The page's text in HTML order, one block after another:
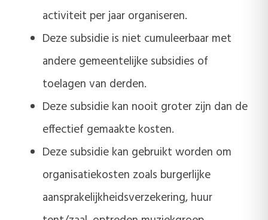
activiteit per jaar organiseren.
Deze subsidie is niet cumuleerbaar met
andere gemeentelijke subsidies of
toelagen van derden.
Deze subsidie kan nooit groter zijn dan de
effectief gemaakte kosten.
Deze subsidie kan gebruikt worden om
organisatiekosten zoals burgerlijke
aansprakelijkheidsverzekering, huur